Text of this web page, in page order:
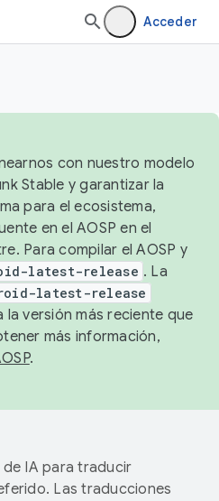
Acceder
con nuestro modelo
Stable y garantizar la
para el ecosistema,
en el AOSP en el
Para compilar el AOSP y
latest-release . La
latest-release
versión más reciente que
más información,
.
IA para traducir
Las traducciones